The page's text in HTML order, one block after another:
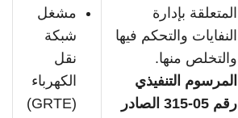
المتعلقة بإدارة
النفايات والتحكم فيها
والتخلص منها.
المرسوم التنفيذي
رقم 05-315 الصادر
مشغل
شبكة
نقل
الكهرباء
(GRTE)